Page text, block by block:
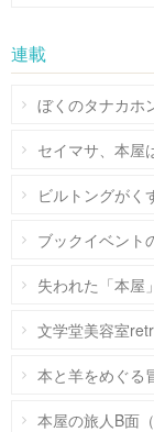
連載
ぼくのタナカホ
セイマサ、本屋
ビルトングがく
ブックイベント
失われた「本屋
文学堂美容室
本と羊をめぐる
本屋の旅人B面（